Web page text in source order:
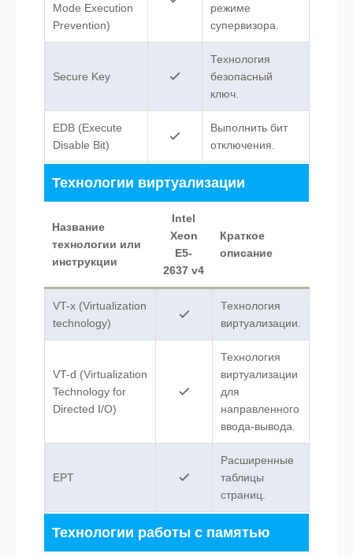
Mode Execution
Prevention)
режиме
супервизора.
Secure Key
Технология
безопасный
ключ.
EDB (Execute
Disable Bit)
Выполнить бит
отключения.
Технологии виртуализации
Название
технологии или
инструкции
Intel
Xeon
E5-
2637 v4
Краткое
описание
VT-x (Virtualization
technology)
Технология
виртуализации.
VT-d (Virtualization
Technology for
Directed I/O)
Технология
виртуализации
для
направленного
ввода-вывода.
EPT
Расширенные
таблицы
страниц.
Технологии работы с памятью